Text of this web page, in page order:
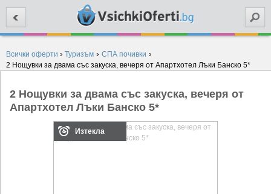
Всички оферти › Туризъм › СПА почивки ›
2 Нощувки за двама със закуска, вечеря от Апартхотел Лъки Банско 5*
2 Нощувки за двама със закуска, вечеря от
Апартхотел Лъки Банско 5*
Изтекла